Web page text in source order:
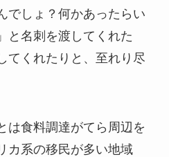
でしょ？何かあったらい
と名刺を渡してくれた
てくれたりと、至れり尽
は食料調達がてら周辺を
カ系の移民が多い地域